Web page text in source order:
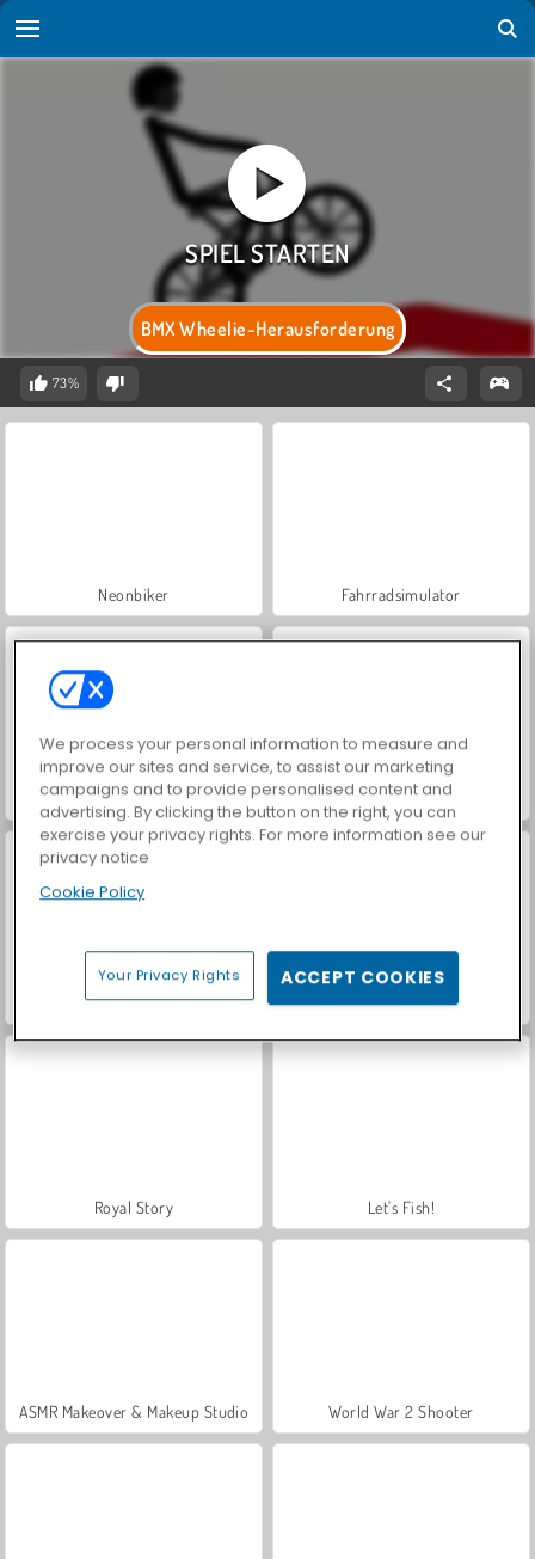
BMX Wheelie-Herausforderung
73%
Neonbiker Fahrradsimulator
MX Off-Road Mountain Bike Hidden Object: Street of Secrets
Car Parking City Duel VegaMix Da Vinci Puzzles
Royal Story Let's Fish!
ASMR Makeover & Makeup Studio World War 2 Shooter
We process your personal information to measure and
improve our sites and service, to assist our marketing
campaigns and to provide personalised content and
advertising. By clicking the button on the right, you can
exercise your privacy rights. For more information see our
privacy notice
Cookie Policy
Your Privacy Rights ACCEPT COOKIES